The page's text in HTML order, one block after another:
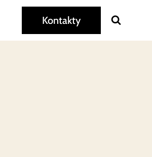
Kontakty